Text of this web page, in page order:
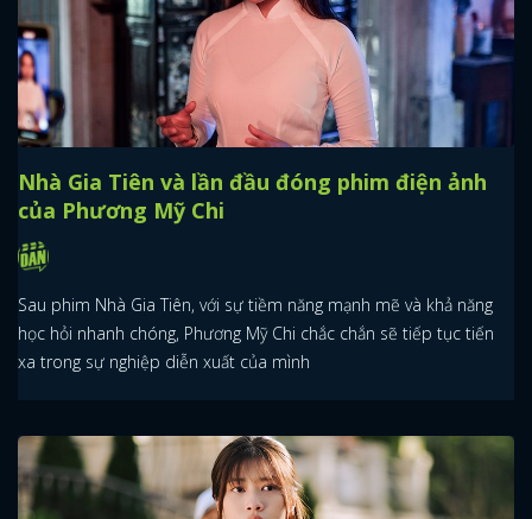
Nhà Gia Tiên và lần đầu đóng phim điện ảnh
của Phương Mỹ Chi
Sau phim Nhà Gia Tiên, với sự tiềm năng mạnh mẽ và khả năng
học hỏi nhanh chóng, Phương Mỹ Chi chắc chắn sẽ tiếp tục tiến
xa trong sự nghiệp diễn xuất của mình